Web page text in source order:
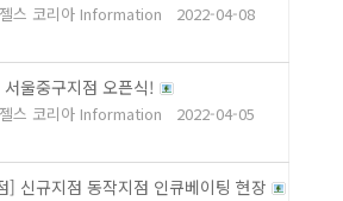
스 코리아 Information
2022-04-08
울중구지점 오픈식!
스 코리아 Information
2022-04-05
] 신규지점 동작지점 인큐베이팅 현장